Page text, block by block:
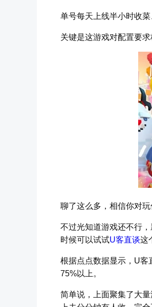
单号每天上线半小时收
关键是这游戏对配置要
聊了这么多，相信你对
不过光知道游戏还不行，
时候可以试试U客直谈这
根据点点数据显示，U客
75%以上。
简单说，上面聚集了大